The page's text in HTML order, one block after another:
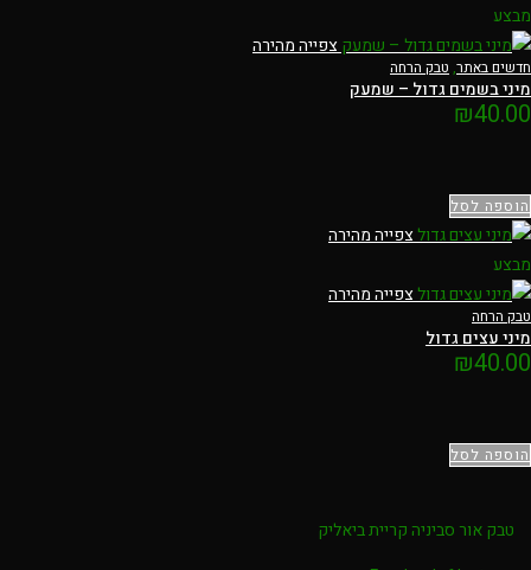
מבצע
צפייה מהירה
חדשים באתר, טבק הרחה
מיני בשמים גדול – שמעק
₪40.00
הוספה לסל
צפייה מהירה
מבצע
צפייה מהירה
טבק הרחה
מיני עצים גדול
₪40.00
הוספה לסל
טבק אור סביניה קריית ביאליק